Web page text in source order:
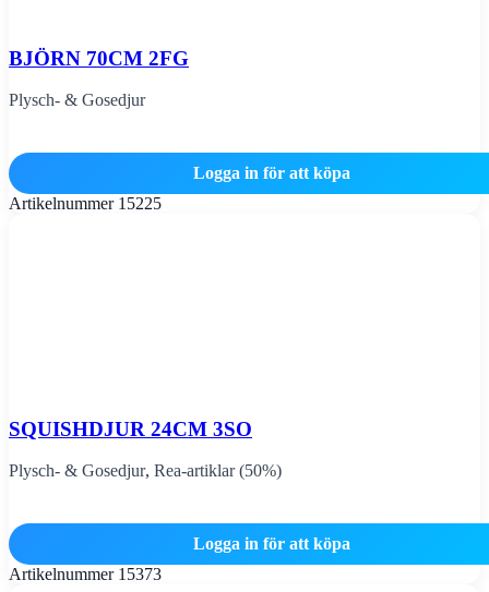
BJÖRN 70CM 2FG
Plysch- & Gosedjur
Logga in för att köpa
Artikelnummer 15225
SQUISHDJUR 24CM 3SO
Plysch- & Gosedjur, Rea-artiklar (50%)
Logga in för att köpa
Artikelnummer 15373